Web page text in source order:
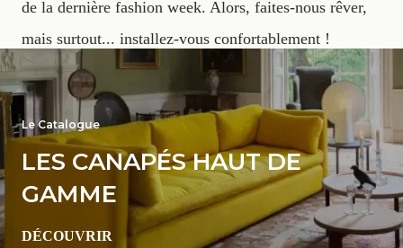
de la dernière fashion week. Alors, faites-nous rêver,
mais surtout... installez-vous confortablement !
Le Catalogue
LES CANAPÉS HAUT DE
GAMME
DÉCOUVRIR